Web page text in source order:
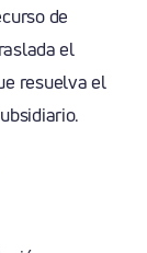
de
el
resuelva el